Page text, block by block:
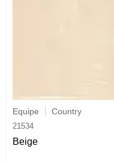
Equipe Country
21534
Beige